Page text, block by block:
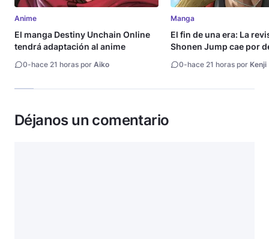
Anime
El manga Destiny Unchain Online
tendrá adaptación al anime
0-hace 21 horas por Aiko
Manga
El fin de una era: La
Shonen Jump cae por
millón de copias
0-hace 21 horas por Kenji
Déjanos un comentario